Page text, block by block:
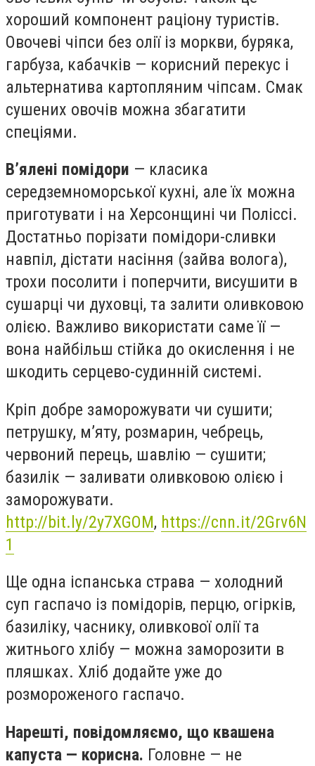
хороший компонент раціону туристів.
Овочеві чіпси без олії із моркви, буряка,
гарбуза, кабачків — корисний перекус і
альтернатива картопляним чіпсам. Смак
сушених овочів можна збагатити
спеціями.
В’ялені помідори — класика
середземноморської кухні, але їх можна
приготувати і на Херсонщині чи Поліссі.
Достатньо порізати помідори-сливки
навпіл, дістати насіння (зайва волога),
трохи посолити і поперчити, висушити в
сушарці чи духовці, та залити оливковою
олією. Важливо використати саме її —
вона найбільш стійка до окислення і не
шкодить серцево-судинній системі.
Кріп добре заморожувати чи сушити;
петрушку, м’яту, розмарин, чебрець,
червоний перець, шавлію — сушити;
базилік — заливати оливковою олією і
заморожувати.
http://bit.ly/2y7XGOM, https://cnn.it/2Grv6N
1
Ще одна іспанська страва — холодний
суп гаспачо із помідорів, перцю, огірків,
базиліку, часнику, оливкової олії та
житнього хлібу — можна заморозити в
пляшках. Хліб додайте уже до
розмороженого гаспачо.
Нарешті, повідомляємо, що квашена
капуста — корисна. Головне — не